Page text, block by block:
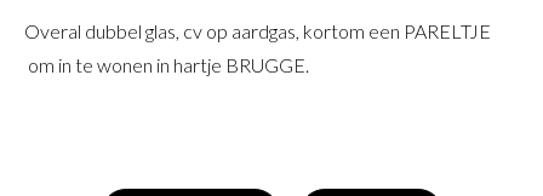
Overal dubbel glas, cv op aardgas, kortom een PARELTJE
om in te wonen in hartje BRUGGE.